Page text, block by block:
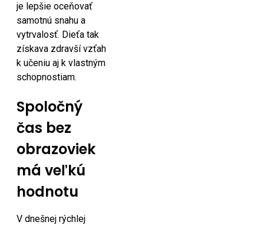
je lepšie oceňovať
samotnú snahu a
vytrvalosť. Dieťa tak
získava zdravší vzťah
k učeniu aj k vlastným
schopnostiam.
Spoločný
čas bez
obrazoviek
má veľkú
hodnotu
V dnešnej rýchlej